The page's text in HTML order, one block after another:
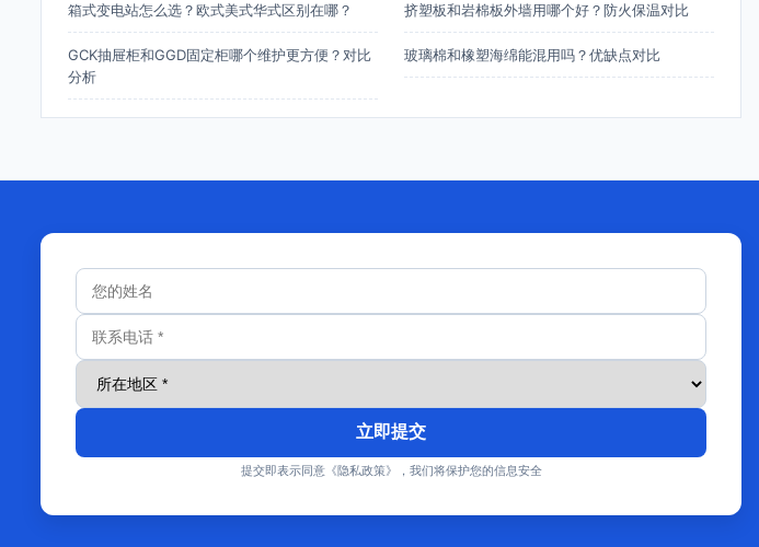
箱式变电站怎么选？欧式美式华式区别在哪？
GCK抽屉柜和GGD固定柜哪个维护更方便？对比
分析
挤塑板和岩棉板外墙用哪个好？防火保温对比
玻璃棉和橡塑海绵能混用吗？优缺点对比
立即提交
提交即表示同意《隐私政策》，我们将保护您的信息安全